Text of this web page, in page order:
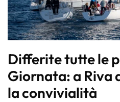
Differite tutte le
Giornata: a Riva
la convivialità